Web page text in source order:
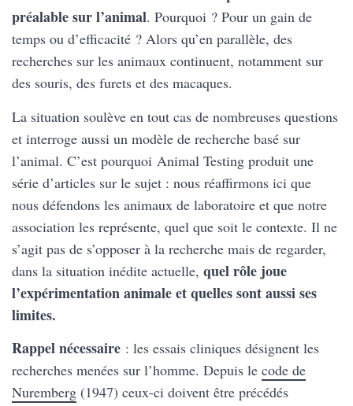
préalable sur l’animal. Pourquoi ? Pour un gain de
temps ou d’efficacité ? Alors qu’en parallèle, des
recherches sur les animaux continuent, notamment sur
des souris, des furets et des macaques.
La situation soulève en tout cas de nombreuses questions
et interroge aussi un modèle de recherche basé sur
l’animal. C’est pourquoi Animal Testing produit une
série d’articles sur le sujet : nous réaffirmons ici que
nous défendons les animaux de laboratoire et que notre
association les représente, quel que soit le contexte. Il ne
s’agit pas de s’opposer à la recherche mais de regarder,
dans la situation inédite actuelle, quel rôle joue
l’expérimentation animale et quelles sont aussi ses
limites.
Rappel nécessaire : les essais cliniques désignent les
recherches menées sur l’homme. Depuis le code de
Nuremberg (1947) ceux-ci doivent être précédés